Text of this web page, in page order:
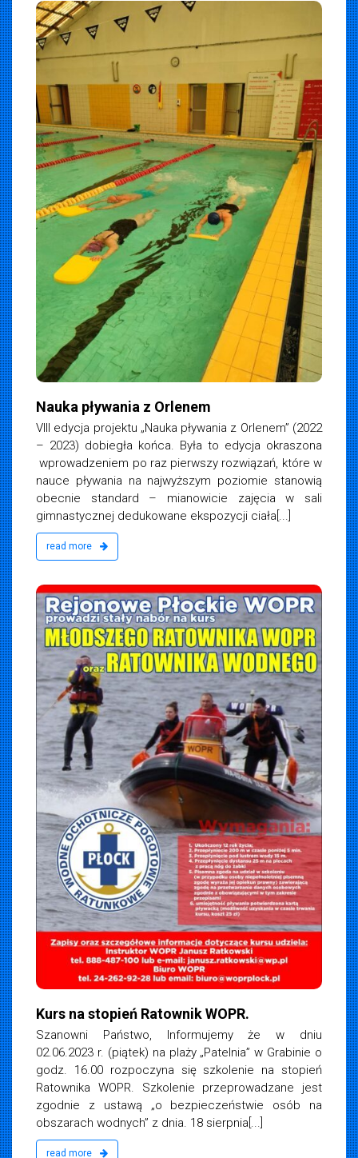
Nauka pływania z Orlenem
VIII edycja projektu „Nauka pływania z Orlenem” (2022
– 2023) dobiegła końca. Była to edycja okraszona
wprowadzeniem po raz pierwszy rozwiązań, które w
nauce pływania na najwyższym poziomie stanowią
obecnie standard – mianowicie zajęcia w sali
gimnastycznej dedukowane ekspozycji ciała[...]
read more
Kurs na stopień Ratownik WOPR.
Szanowni Państwo, Informujemy że w dniu
02.06.2023 r. (piątek) na plaży „Patelnia” w Grabinie o
godz. 16.00 rozpoczyna się szkolenie na stopień
Ratownika WOPR. Szkolenie przeprowadzane jest
zgodnie z ustawą „o bezpieczeństwie osób na
obszarach wodnych” z dnia. 18 sierpnia[...]
read more